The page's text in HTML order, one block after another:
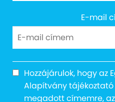
E-mail
Hozzájárulok, hogy az
Alapítvány
megadott címemre,